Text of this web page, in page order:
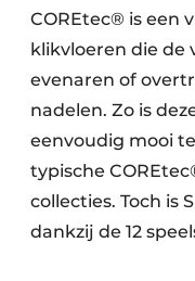
COREtec® is een
klikvloeren die de
evenaren of
nadelen. Zo is
eenvoudig mooi
typische
collecties. Toch is
dankzij de 12